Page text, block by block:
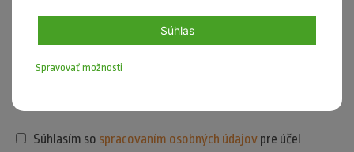
Súhlasím so spracovaním osobných údajov pre účel
Súhlas
Spravovať možnosti